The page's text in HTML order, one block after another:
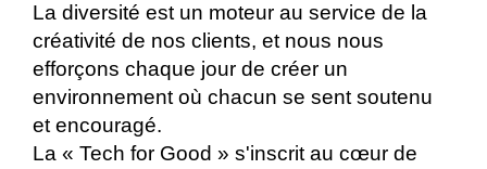
La diversité est un moteur au service de la
créativité de nos clients, et nous nous
efforçons chaque jour de créer un
environnement où chacun se sent soutenu
et encouragé.
La « Tech for Good » s'inscrit au cœur de